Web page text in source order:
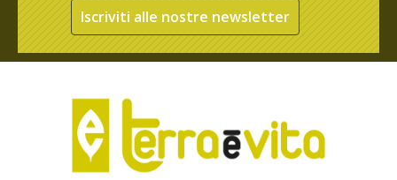
Iscriviti alle nostre newsletter